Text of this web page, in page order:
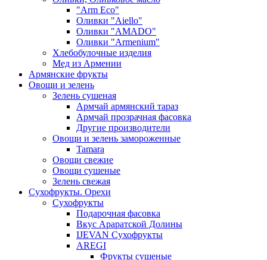
"Arm Eco"
Оливки "Aiello"
Оливки "AMADO"
Оливки "Armenium"
Хлебобулочные изделия
Мед из Армении
Армянские фрукты
Овощи и зелень
Зелень сушеная
Армчай армянский тараз
Армчай прозрачная фасовка
Другие производители
Овощи и зелень замороженные
Tamara
Овощи свежие
Овощи сушеные
Зелень свежая
Сухофрукты. Орехи
Сухофрукты
Подарочная фасовка
Вкус Араратской Долины
IJEVAN Сухофрукты
AREGI
Фрукты сушеные